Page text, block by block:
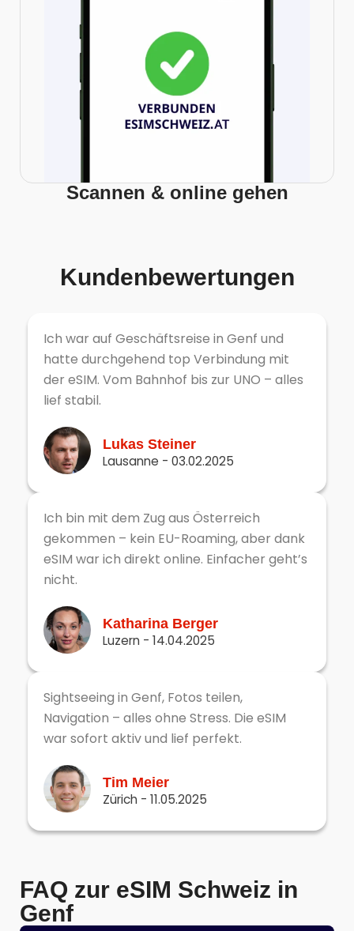
Scannen & online gehen
Kundenbewertungen
Ich war auf Geschäftsreise in Genf und
hatte durchgehend top Verbindung mit
der eSIM. Vom Bahnhof bis zur UNO – alles
lief stabil.
Lukas Steiner
Lausanne - 03.02.2025
Ich bin mit dem Zug aus Österreich
gekommen – kein EU-Roaming, aber dank
eSIM war ich direkt online. Einfacher geht’s
nicht.
Katharina Berger
Luzern - 14.04.2025
Sightseeing in Genf, Fotos teilen,
Navigation – alles ohne Stress. Die eSIM
war sofort aktiv und lief perfekt.
Tim Meier
Zürich - 11.05.2025
FAQ zur eSIM Schweiz in
Genf